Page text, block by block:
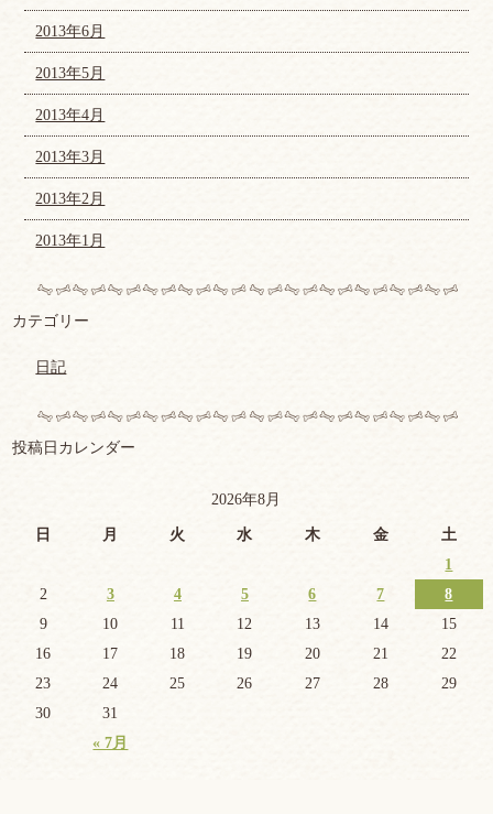
2013年6月
2013年5月
2013年4月
2013年3月
2013年2月
2013年1月
カテゴリー
日記
投稿日カレンダー
2026年8月
日 月 火 水 木 金 土
« 7月
1
2
3 4 5 6 7
8
9
10 11 12 13 14
15
16
17 18 19 20 21
22
23
24 25 26 27 28
29
30
31